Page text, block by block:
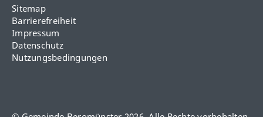
Sitemap
Barrierefreiheit
Impressum
Datenschutz
Nutzungsbedingungen